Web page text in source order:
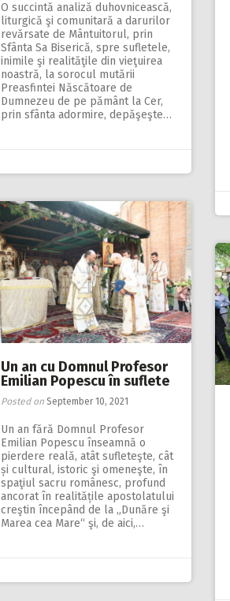
O succintă analiză duhovnicească,
liturgică şi comunitară a darurilor
revărsate de Mântuitorul, prin
Sfânta Sa Biserică, spre sufletele,
inimile şi realităţile din vieţuirea
noastră, la sorocul mutării
Preasfintei Născătoare de
Dumnezeu de pe pământ la Cer,
prin sfânta adormire, depăşeşte…
Un an cu Domnul Profesor
Emilian Popescu în suflete
Posted on September 10, 2021
Un an fără Domnul Profesor
Emilian Popescu înseamnă o
pierdere reală, atât sufleteşte, cât
și cultural, istoric şi omeneşte, în
spaţiul sacru românesc, profund
ancorat în realitățile apostolatului
creştin începând de la „Dunăre şi
Marea cea Mare“ şi, de aici,…